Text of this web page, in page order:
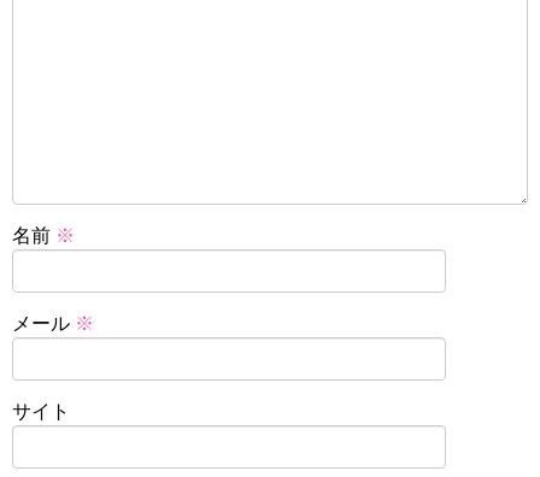
名前 ※
メール ※
サイト